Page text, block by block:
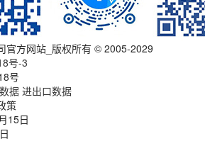
官方网站_版权所有 © 2005-2029
号-3
号
据 进出口数据
策
15日